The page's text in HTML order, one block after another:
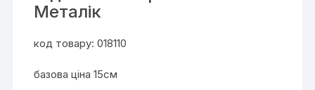
Металік
код товару: 018110
базова ціна 15см